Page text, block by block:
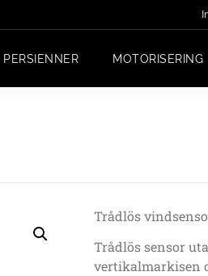
PERSIENNER MOTORISERING
Trådlös
Trådlös sensor
vertikalmarkisen